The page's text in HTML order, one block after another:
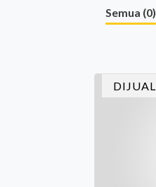
Semua (0)
DIJUAL